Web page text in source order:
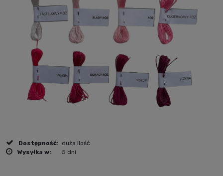
Dostępność: duża ilość
Wysyłka w:
5 dni